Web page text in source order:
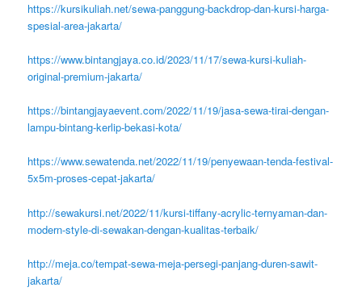
https://kursikuliah.net/sewa-panggung-backdrop-dan-kursi-harga-
spesial-area-jakarta/
https://www.bintangjaya.co.id/2023/11/17/sewa-kursi-kuliah-
original-premium-jakarta/
https://bintangjayaevent.com/2022/11/19/jasa-sewa-tirai-dengan-
lampu-bintang-kerlip-bekasi-kota/
https://www.sewatenda.net/2022/11/19/penyewaan-tenda-festival-
5x5m-proses-cepat-jakarta/
http://sewakursi.net/2022/11/kursi-tiffany-acrylic-ternyaman-dan-
modern-style-di-sewakan-dengan-kualitas-terbaik/
http://meja.co/tempat-sewa-meja-persegi-panjang-duren-sawit-
jakarta/